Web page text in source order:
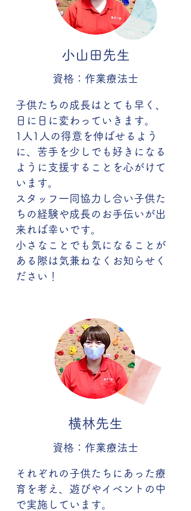
小山田先生
資格：作業療法士
子供たちの成長はとても早く、
日に日に変わっていきます。
1人1人の得意を伸ばせるよう
に、苦手を少しでも好きになる
ように支援することを心がけて
います。
スタッフ一同協力し合い子供た
ちの経験や成長のお手伝いが出
来れば幸いです。
小さなことでも気になることが
ある際は気兼ねなくお知らせく
ださい！
横林先生
資格：作業療法士
それぞれの子供たちにあった療
育を考え、遊びやイベントの中
で実施しています。